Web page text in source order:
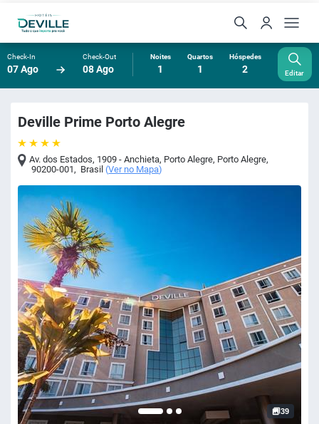
Check-In
07 Ago
Check-Out
08 Ago
Noites
1
Quartos
1
Hóspedes
2 Editar
Deville Prime Porto Alegre
Av. dos Estados, 1909 - Anchieta, Porto Alegre, Porto Alegre,
90200-001, Brasil (Ver no Mapa)
39